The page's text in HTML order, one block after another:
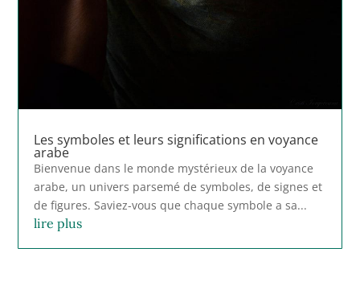
Les symboles et leurs significations en voyance
arabe
Bienvenue dans le monde mystérieux de la voyance
arabe, un univers parsemé de symboles, de signes et
de figures. Saviez-vous que chaque symbole a sa...
lire plus